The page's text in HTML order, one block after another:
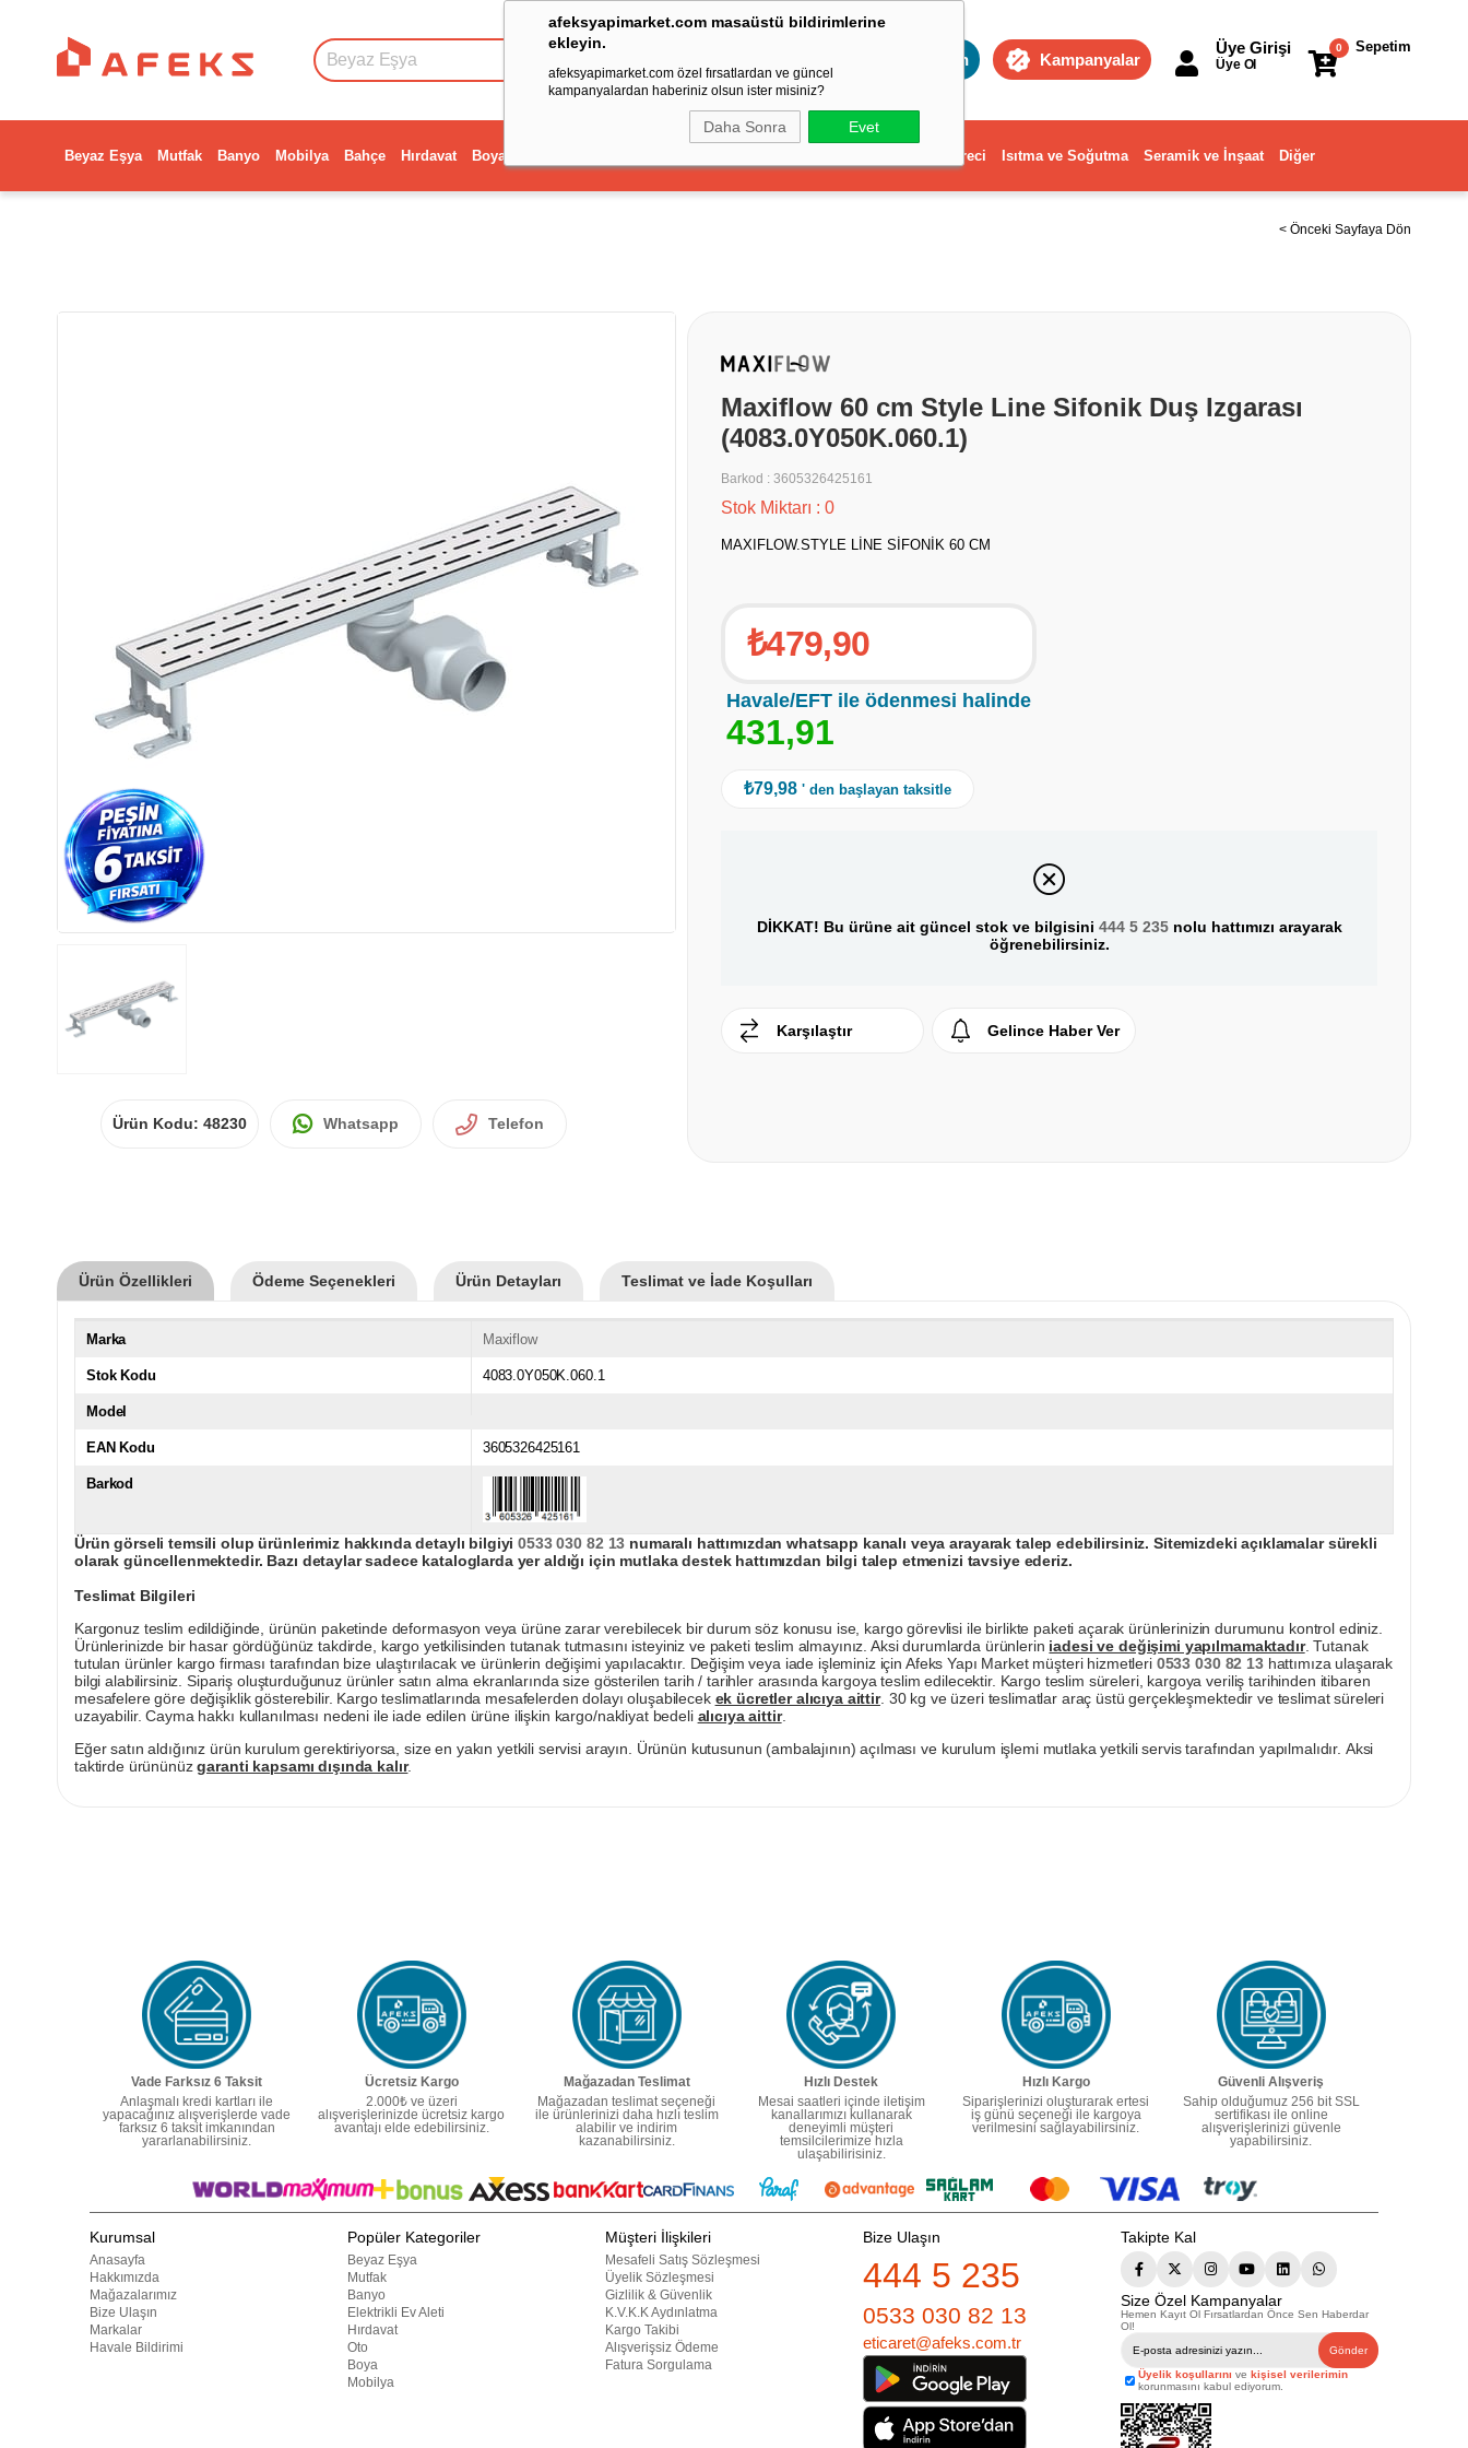
afeksyapimarket.com masaüstü bildirimlerine
ekleyin.
afeksyapimarket.com özel fırsatlardan ve güncel
kampanyalardan haberiniz olsun ister misiniz?
Daha Sonra Evet
Toptan Kampanyalar
Sepetim
0
Üye Girişi
Üye Ol
Beyaz Eşya Mutfak Banyo Mobilya Bahçe Hırdavat Boya Dekorasyon ve Ev Gereci Isıtma ve Soğutma Seramik ve İnşaat Diğer
< Önceki Sayfaya Dön
Ürün Kodu: 48230 Whatsapp Telefon
Maxiflow 60 cm Style Line Sifonik Duş Izgarası
(4083.0Y050K.060.1)
Barkod : 3605326425161
Stok Miktarı : 0
MAXIFLOW.STYLE LİNE SİFONİK 60 CM
₺479,90
Havale/EFT ile ödenmesi halinde
431,91
₺79,98 ' den başlayan taksitle
DİKKAT! Bu ürüne ait güncel stok ve bilgisini 444 5 235nolu hattımızı arayarak
öğrenebilirsiniz.
Karşılaştır Gelince Haber Ver
Ürün Özellikleri Ödeme Seçenekleri Ürün Detayları Teslimat ve İade Koşulları
Marka Maxiflow
Stok Kodu 4083.0Y050K.060.1
Model
EAN Kodu 3605326425161
Barkod
Ürün görseli temsili olup ürünlerimiz hakkında detaylı bilgiyi0533 030 82 13 numaralı hattımızdan whatsapp kanalı veya arayarak talep edebilirsiniz. Sitemizdeki açıklamalar sürekli
olarak güncellenmektedir. Bazı detaylar sadece kataloglarda yer aldığı için mutlaka destek hattımızdan bilgi talep etmenizi tavsiye ederiz.
Teslimat Bilgileri
Kargonuz teslim edildiğinde, ürünün paketinde deformasyon veya ürüne zarar verebilecek bir durum söz konusu ise, kargo görevlisi ile birlikte paketi açarak ürünlerinizin durumunu kontrol ediniz.
Ürünlerinizde bir hasar gördüğünüz takdirde, kargo yetkilisinden tutanak tutmasını isteyiniz ve paketi teslim almayınız. Aksi durumlarda ürünlerin iadesi ve değişimi yapılmamaktadır. Tutanak
tutulan ürünler kargo firması tarafından bize ulaştırılacak ve ürünlerin değişimi yapılacaktır. Değişim veya iade işleminiz için Afeks Yapı Market müşteri hizmetleri 0533 030 82 13hattımıza ulaşarak
bilgi alabilirsiniz. Sipariş oluşturduğunuz ürünler satın alma ekranlarında size gösterilen tarih / tarihler arasında kargoya teslim edilecektir. Kargo teslim süreleri, kargoya veriliş tarihinden itibaren
mesafelere göre değişiklik gösterebilir. Kargo teslimatlarında mesafelerden dolayı oluşabilecek ek ücretler alıcıya aittir. 30 kg ve üzeri teslimatlar araç üstü gerçekleşmektedir ve teslimat süreleri
uzayabilir. Cayma hakkı kullanılması nedeni ile iade edilen ürüne ilişkin kargo/nakliyat bedeli alıcıya aittir.
Eğer satın aldığınız ürün kurulum gerektiriyorsa, size en yakın yetkili servisi arayın. Ürünün kutusunun (ambalajının) açılması ve kurulum işlemi mutlaka yetkili servis tarafından yapılmalıdır. Aksi
taktirde ürününüzgaranti kapsamı dışında kalır.
Vade Farksız 6 Taksit
Anlaşmalı kredi kartları ile
yapacağınız alışverişlerde vade
farksız 6 taksit imkanından
yararlanabilirsiniz.
Ücretsiz Kargo
2.000₺ ve üzeri
alışverişlerinizde ücretsiz kargo
avantajı elde edebilirsiniz.
Mağazadan Teslimat
Mağazadan teslimat seçeneği
ile ürünlerinizi daha hızlı teslim
alabilir ve indirim
kazanabilirsiniz.
Hızlı Destek
Mesai saatleri içinde iletişim
kanallarımızı kullanarak
deneyimli müşteri
temsilcilerimize hızla
ulaşabilirisiniz.
Hızlı Kargo
Siparişlerinizi oluşturarak ertesi
iş günü seçeneği ile kargoya
verilmesini sağlayabilirsiniz.
Güvenli Alışveriş
Sahip olduğumuz 256 bit SSL
sertifikası ile online
alışverişlerinizi güvenle
yapabilirsiniz.
Kurumsal
Anasayfa
Hakkımızda
Mağazalarımız
Bize Ulaşın
Markalar
Havale Bildirimi
Popüler Kategoriler
Beyaz Eşya
Mutfak
Banyo
Elektrikli Ev Aleti
Hırdavat
Oto
Boya
Mobilya
Müşteri İlişkileri
Mesafeli Satış Sözleşmesi
Üyelik Sözleşmesi
Gizlilik & Güvenlik
K.V.K.K Aydınlatma
Kargo Takibi
Alışverişsiz Ödeme
Fatura Sorgulama
Bize Ulaşın
444 5 235
0533 030 82 13
eticaret@afeks.com.tr
Takipte Kal
Size Özel Kampanyalar
Hemen Kayıt Ol Fırsatlardan Önce Sen Haberdar
Ol!
Gönder
Üyelik koşullarını ve kişisel verilerimin
korunmasını kabul ediyorum.